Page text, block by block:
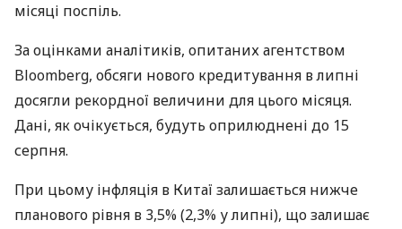
місяці поспіль.
За оцінками аналітиків, опитаних агентством
Bloomberg, обсяги нового кредитування в липні
досягли рекордної величини для цього місяця.
Дані, як очікується, будуть оприлюднені до 15
серпня.
При цьому інфляція в Китаї залишається нижче
планового рівня в 3,5% (2,3% у липні), що залишає